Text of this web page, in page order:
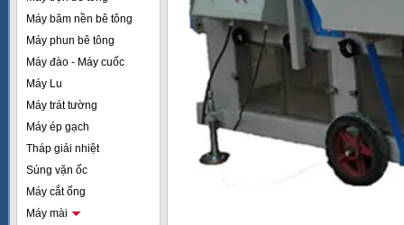
Máy băm nền bê tông
Máy phun bê tông
Máy đào - Máy cuốc
Máy Lu
Máy trát tường
Máy ép gạch
Tháp giải nhiệt
Súng vặn ốc
Máy cắt ống
Máy mài